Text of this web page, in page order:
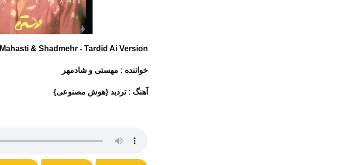
Mahasti & Shadmehr - Tardid Ai Version
خواننده : مهستی و شادمهر
آهنگ :تردید {هوش مصنوعی}